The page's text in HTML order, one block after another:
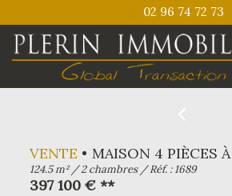
02 96 74 72 73
VENTE MAISON 4 PIÈCES À
124.5 m² / 2 chambres / Réf. : 1689
397 100 € **